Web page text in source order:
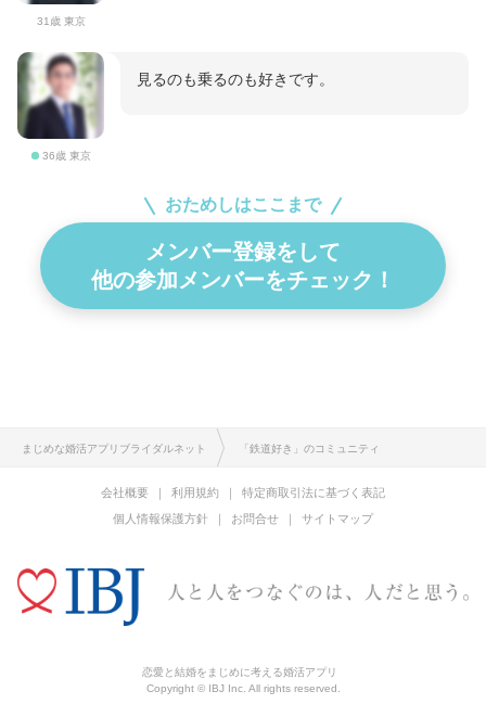
31歳 東京
36歳 東京
見るのも乗るのも好きです。
おためしはここまで
メンバー登録をして
他の参加メンバーをチェック！
まじめな婚活アプリブライダルネット 「鉄道好き」のコミュニティ
会社概要 利用規約
特定商取引法に基づく表記
個人情報保護方針
お問合せ サイトマップ
恋愛と結婚をまじめに考える婚活アプリ
Copyright © IBJ Inc. All rights reserved.